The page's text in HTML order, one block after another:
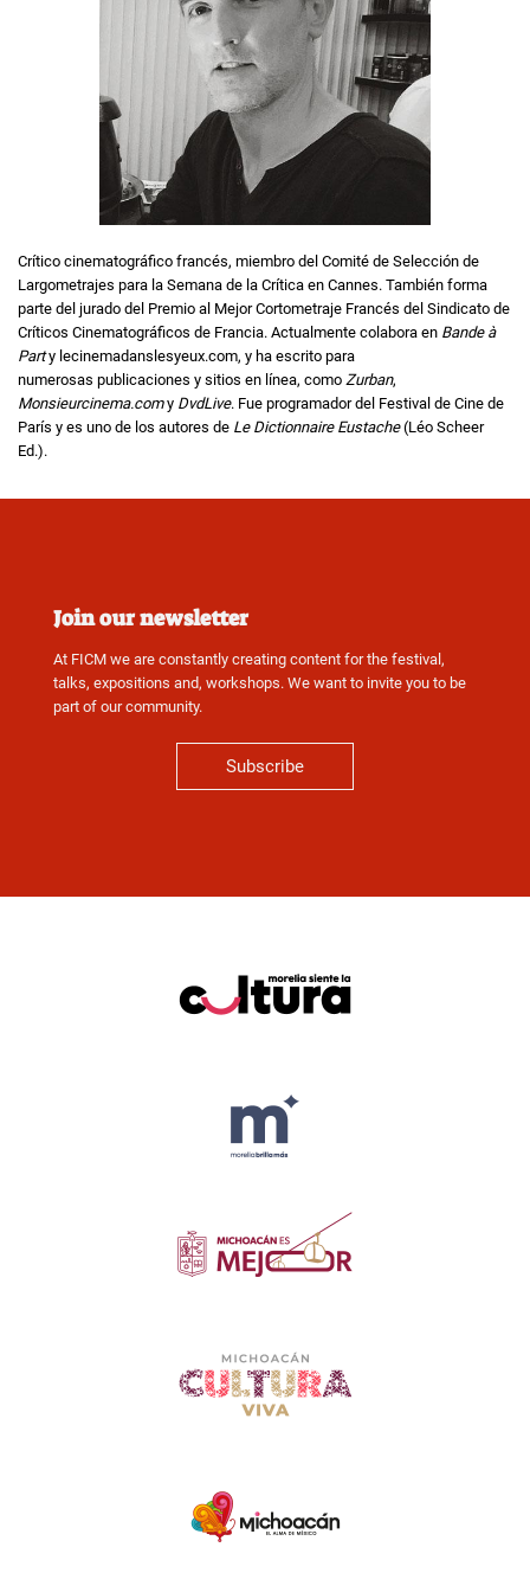
Crítico cinematográfico francés, miembro del Comité de Selección de
Largometrajes para la Semana de la Crítica en Cannes. También forma
parte del jurado del Premio al Mejor Cortometraje Francés del Sindicato de
Críticos Cinematográficos de Francia. Actualmente colabora en Bande à
Party lecinemadanslesyeux.com, y ha escrito para
numerosas publicaciones y sitios en línea, como Zurban,
Monsieurcinema.comy DvdLive. Fue programador del Festival de Cine de
París y es uno de los autores de Le Dictionnaire Eustache(Léo Scheer
Ed.).
Join our newsletter
At FICM we are constantly creating content for the festival,
talks, expositions and, workshops. We want to invite you to be
part of our community.
Subscribe